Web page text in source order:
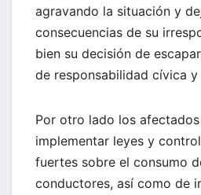
agravando la situación y
consecuencias de su
bien su decisión de
de responsabilidad cívica y
Por otro lado los
implementar leyes y
fuertes sobre el consumo
conductores, así como de